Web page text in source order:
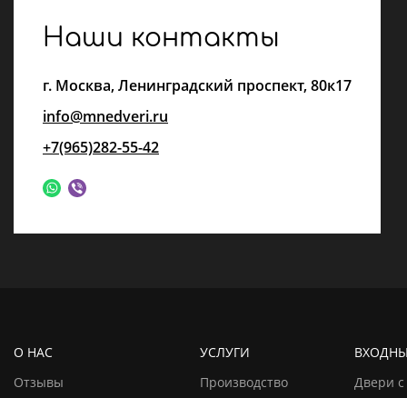
Наши контакты
г. Москва,Ленинградский проспект, 80к17
info@mnedveri.ru
+7(965)282-55-42
О НАС
Отзывы
УСЛУГИ
Производство
Двери